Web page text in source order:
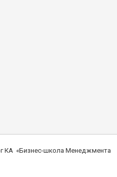
КА «Бизнес-школа Менеджмента